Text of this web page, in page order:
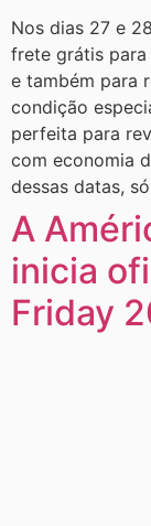
Nos dias 27 e
frete grátis para
e também para
condição
perfeita para
com economia
dessas datas,
A
inicia
Friday